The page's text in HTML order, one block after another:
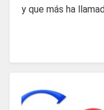
y que más ha